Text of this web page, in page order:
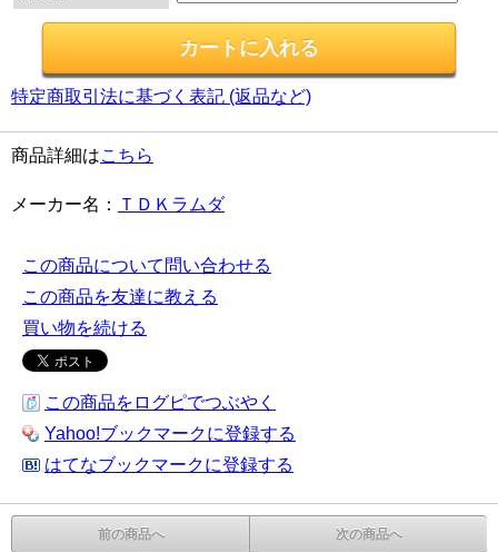
特定商取引法に基づく表記 (返品など)
商品詳細はこちら
メーカー名： ＴＤＫラムダ
この商品について問い合わせる
この商品を友達に教える
買い物を続ける
この商品をログピでつぶやく
Yahoo!ブックマークに登録する
はてなブックマークに登録する
前の商品へ 次の商品へ